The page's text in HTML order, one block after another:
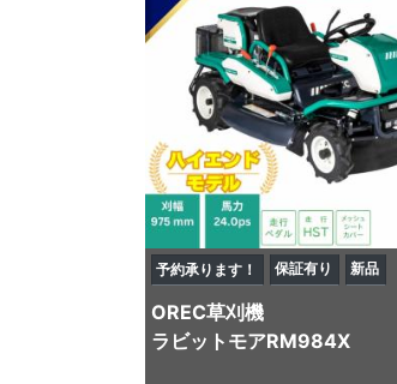
予約承ります！ 保証有り 新品
OREC草刈機
ラビットモアRM984X